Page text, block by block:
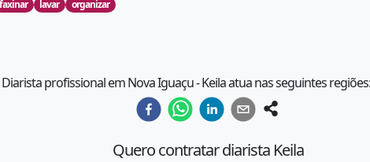
faxinar lavar organizar
Diarista profissional em Nova Iguaçu - Keila atua nas seguintes
Quero contratar diarista Keila